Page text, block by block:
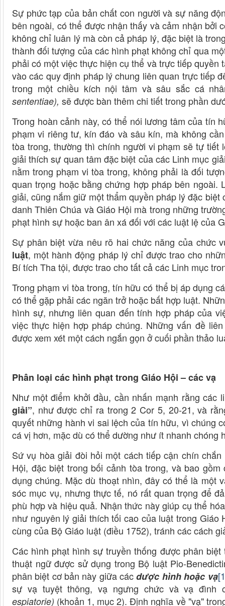
Sự phức tạp của bản chất con người và sự năng
bên ngoài, có thể được nhận thấy và cảm nhận bởi
không chỉ luân lý mà còn cả pháp lý, đặc biệt là
thành đối tượng của các hình phạt không chỉ qua
phải có một việc thực hiện cụ thể và trực tiếp
vào các quy định pháp lý chung liên quan trực tiếp
trong một chiều kích nội tâm và sâu sắc cá
sententiae), sẽ được bàn thêm chi tiết trong phần
Trong hoàn cảnh này, có thể nói lương tâm của tín
phạm vi riêng tư, kín đáo và sâu kín, mà không
tòa trong, thường thì chính người vi phạm sẽ tự
giải thích sự quan tâm đặc biệt của các Linh mục
nằm trong phạm vi tòa trong, không phải là đối
quan trọng hoặc bằng chứng hợp pháp bên
giải, cũng nắm giữ một thẩm quyền pháp lý đặc
danh Thiên Chúa và Giáo Hội mà trong những
phạt hình sự hoặc ban ân xá đối với các luật lệ của
Sự phân biệt vừa nêu rõ hai chức năng của chức
luật, một hành động pháp lý chỉ được trao cho
Bí tích Tha tội, được trao cho tất cả các Linh mục
Trong phạm vi tòa trong, tín hữu có thể bị áp dụng
có thể gặp phải các ngăn trở hoặc bất hợp luật.
hình sự, nhưng liên quan đến tính hợp pháp của
việc thực hiện hợp pháp chúng. Những vấn đề
được xem xét một cách ngắn gọn ở cuối phần thảo
Phân loại các hình phạt trong Giáo Hội – các vạ
Như một điểm khởi đầu, cần nhấn mạnh rằng
giải”, như được chỉ ra trong 2 Cor 5, 20-21, và
quyết những hành vi sai lệch của tín hữu, vì chúng
cá vị hơn, mặc dù có thể dường như ít nhanh chóng
Sứ vụ hòa giải đòi hỏi một cách tiếp cận chín
Hội, đặc biệt trong bối cảnh tòa trong, và bao
dụng chúng. Mặc dù thoạt nhìn, đây có thể là một
sóc mục vụ, nhưng thực tế, nó rất quan trọng để
phù hợp và hiệu quả. Nhận thức này giúp cụ thể
như nguyên lý giải thích tối cao của luật trong
cùng của Bộ Giáo luật (điều 1752), tránh các cách
Các hình phạt hình sự truyền thống được phân
thuật ngữ được sử dụng trong Bộ luật Pio-
phân biệt cơ bản này giữa cácdược hình hoặc vạ
sự vạ tuyệt thông, vạ ngưng chức và vạ
espiatorie) (khoản 1, mục 2). Định nghĩa về "vạ"